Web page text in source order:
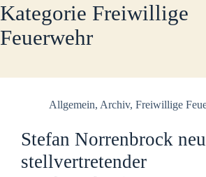
Kategorie Freiwillige
Feuerwehr
Allgemein, Archiv, Freiwillige
Stefan Norrenbrock
stellvertretender